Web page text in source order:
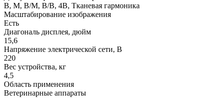
В, М, В/М, В/В, 4В, Тканевая гармоника
Масштабирование изображения
Есть
Диагональ дисплея, дюйм
15,6
Напряжение электрической сети, В
220
Вес устройства, кг
4,5
Область применения
Ветеринарные аппараты